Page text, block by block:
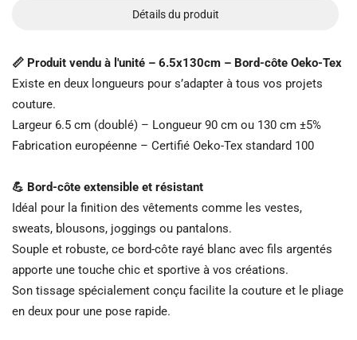
Détails du produit
📏 Produit vendu à l'unité – 6.5x130cm – Bord-côte Oeko-Tex
Existe en deux longueurs pour s’adapter à tous vos projets
couture.
Largeur 6.5 cm (doublé) – Longueur 90 cm ou 130 cm ±5%
Fabrication européenne – Certifié Oeko-Tex standard 100
💪 Bord-côte extensible et résistant
Idéal pour la finition des vêtements comme les vestes,
sweats, blousons, joggings ou pantalons.
Souple et robuste, ce bord-côte rayé blanc avec fils argentés
apporte une touche chic et sportive à vos créations.
Son tissage spécialement conçu facilite la couture et le pliage
en deux pour une pose rapide.